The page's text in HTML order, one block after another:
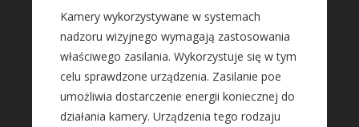
Kamery wykorzystywane w systemach
nadzoru wizyjnego wymagają zastosowania
właściwego zasilania. Wykorzystuje się w tym
celu sprawdzone urządzenia. Zasilanie poe
umożliwia dostarczenie energii koniecznej do
działania kamery. Urządzenia tego rodzaju